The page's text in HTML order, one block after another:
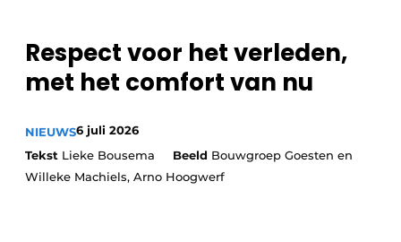
HR & Personeel
Respect voor het verleden,
met het comfort van nu
NIEUWS6 juli 2026
Tekst Lieke Bousema Beeld Bouwgroep Goesten en
Willeke Machiels, Arno Hoogwerf